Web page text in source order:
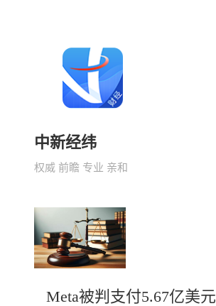
中新经纬
权威 前瞻 专业 亲和
Meta被判支付5.67亿美元